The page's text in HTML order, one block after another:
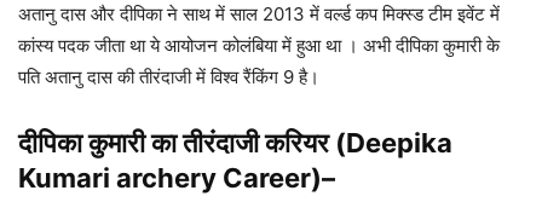
अतानु दास और दीपिका ने साथ में साल 2013 में वर्ल्ड कप मिक्स्ड टीम इवेंट में
कांस्य पदक जीता था ये आयोजन कोलंबिया में हुआ था । अभी दीपिका कुमारी के
पति अतानु दास की तीरंदाजी में विश्व रैंकिंग 9 है।
दीपिका कुमारी का तीरंदाजी करियर (Deepika
Kumari archery Career)–